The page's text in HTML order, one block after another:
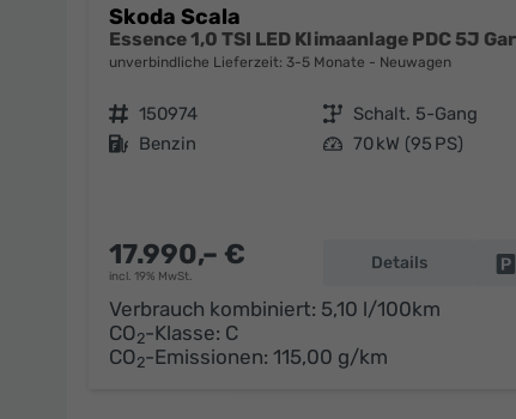
Skoda Scala
unverbindliche Lieferzeit: 3-5 Monate Neuwagen
Fahrzeugnr. 150974 Getriebe Schalt. 5-Gang
Kraftstoff Benzin Leistung 70 kW (95 PS)
17.990,– €
incl. 19% MwSt.
Details
Verbrauch kombiniert: 5,10 l/100km
CO2-Klasse: C
CO2-Emissionen: 115,00 g/km